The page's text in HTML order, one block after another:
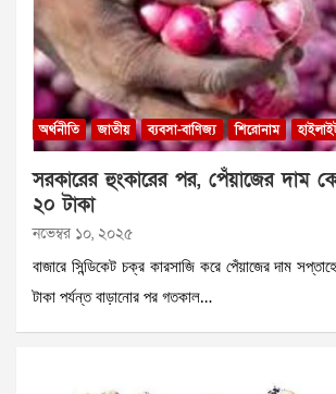
অর্থনীতি জাতীয় ব্যবসা-বাণিজ্য শিরোনাম
সরকারের হুংকারের পর, পেঁয়াজের দাম
২০ টাকা
নভেম্বর ১০, ২০২৫
বাজারে সিন্ডিকেট চক্র কারসাজি করে পেঁয়াজের দাম
টাকা পর্যন্ত বাড়ানোর পর গতকাল…